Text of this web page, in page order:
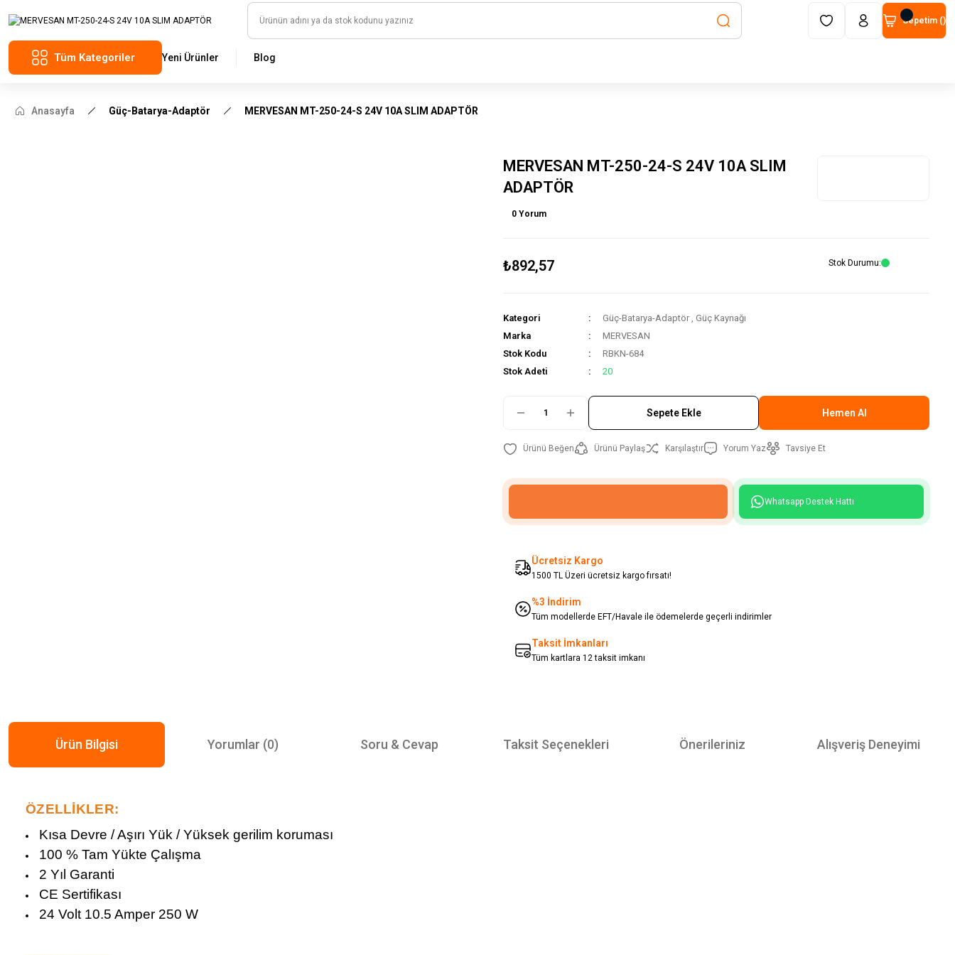
HAYAL ET - TASARLA - ÇALIŞTIR
Sepetim ()
Tüm Kategoriler Yeni Ürünler Blog
Anasayfa Güç-Batarya-Adaptör MERVESAN MT-250-24-S 24V 10A SLIM ADAPTÖR
MERVESAN MT-250-24-S 24V 10A SLIM
ADAPTÖR
0 Yorum
₺892,57 Stok Durumu
Kategori Güç-Batarya-Adaptör , Güç Kaynağı
Marka
MERVESAN
Stok Kodu
RBKN-684
Stok Adeti
20
Sepete Ekle Hemen Al
Ürünü Paylaş Karşılaştır Yorum Yaz Tavsiye Et
Whatsapp Destek Hattı
Ücretsiz Kargo
1500 TL Üzeri ücretsiz kargo fırsatı!
%3 İndirim
Tüm modellerde EFT/Havale ile ödemelerde geçerli indirimler
Taksit İmkanları
Tüm kartlara 12 taksit imkanı
Ürün Bilgisi Yorumlar (0) Soru & Cevap Taksit Seçenekleri Önerileriniz Alışveriş Deneyimi
ÖZELLİKLER:
Kısa Devre / Aşırı Yük / Yüksek gerilim koruması
100 % Tam Yükte Çalışma
2 Yıl Garanti
CE Sertifikası
24 Volt 10.5 Amper 250 W